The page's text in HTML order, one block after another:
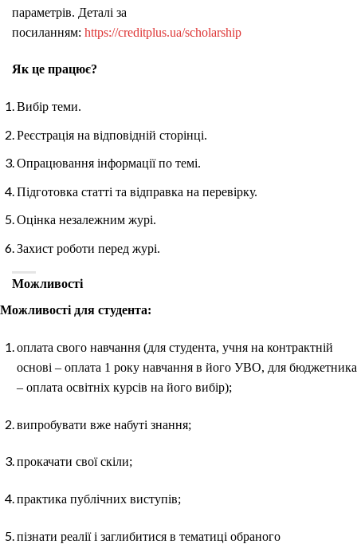
параметрів. Деталі за
посиланням: https://creditplus.ua/scholarship
Як це працює?
Вибір теми.
Реєстрація на відповідній сторінці.
Опрацювання інформації по темі.
Підготовка статті та відправка на перевірку.
Оцінка незалежним журі.
Захист роботи перед журі.
Можливості
Можливості для студента:
оплата свого навчання (для студента, учня на контрактній
основі – оплата 1 року навчання в його УВО, для бюджетника
– оплата освітніх курсів на його вибір);
випробувати вже набуті знання;
прокачати свої скіли;
практика публічних виступів;
пізнати реалії і заглибитися в тематиці обраного